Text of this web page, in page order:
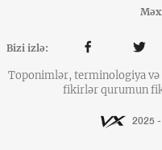
Bizi izlə:
Toponimlər, terminologiya
fikirlər qurumun
2025